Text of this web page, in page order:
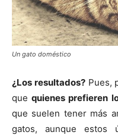
Un gato doméstico
¿Los resultados?Pues,
que quienes prefieren
que suelen tener más
gatos, aunque estos